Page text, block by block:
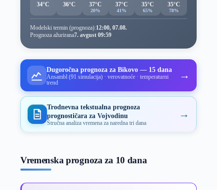
34°C 36°C 37°C
20%
37°C
41%
35°C
65%
35°C
78%
Modelski termin (prognoza):12:00, 07.08.
Prognoza ažurirana7. avgust 09:59
Dugoročna prognoza za Bikovo — 15 dana
Ansambl (91 simulacija) · verovatnoće · temperaturni
trend
→
Trodnevna tekstualna prognoza
prognostičara za Vojvodinu
Stručna analiza vremena za naredna tri dana
→
Vremenska prognoza za 10 dana